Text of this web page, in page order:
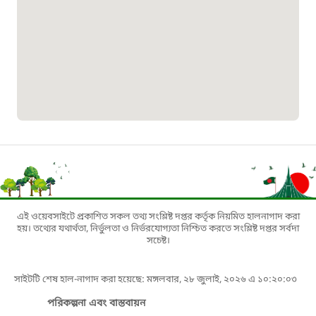
১৬১১৩
জরুরী অভ্যন্তরীণ নৌ-পরিবহন হটলাইন
পাসপোর্ট বাতায়ন হটলাইন
এই ওয়েবসাইটে প্রকাশিত সকল তথ্য সংশ্লিষ্ট দপ্তর কর্তৃক নিয়মিত হালনাগাদ করা
হয়। তথ্যের যথার্থতা, নির্ভুলতা ও নির্ভরযোগ্যতা নিশ্চিত করতে সংশ্লিষ্ট দপ্তর সর্বদা
সচেষ্ট।
সাইটটি শেষ হাল-নাগাদ করা হয়েছে: মঙ্গলবার, ২৮ জুলাই, ২০২৬ এ ১০:২০:০৩
পরিকল্পনা এবং বাস্তবায়ন